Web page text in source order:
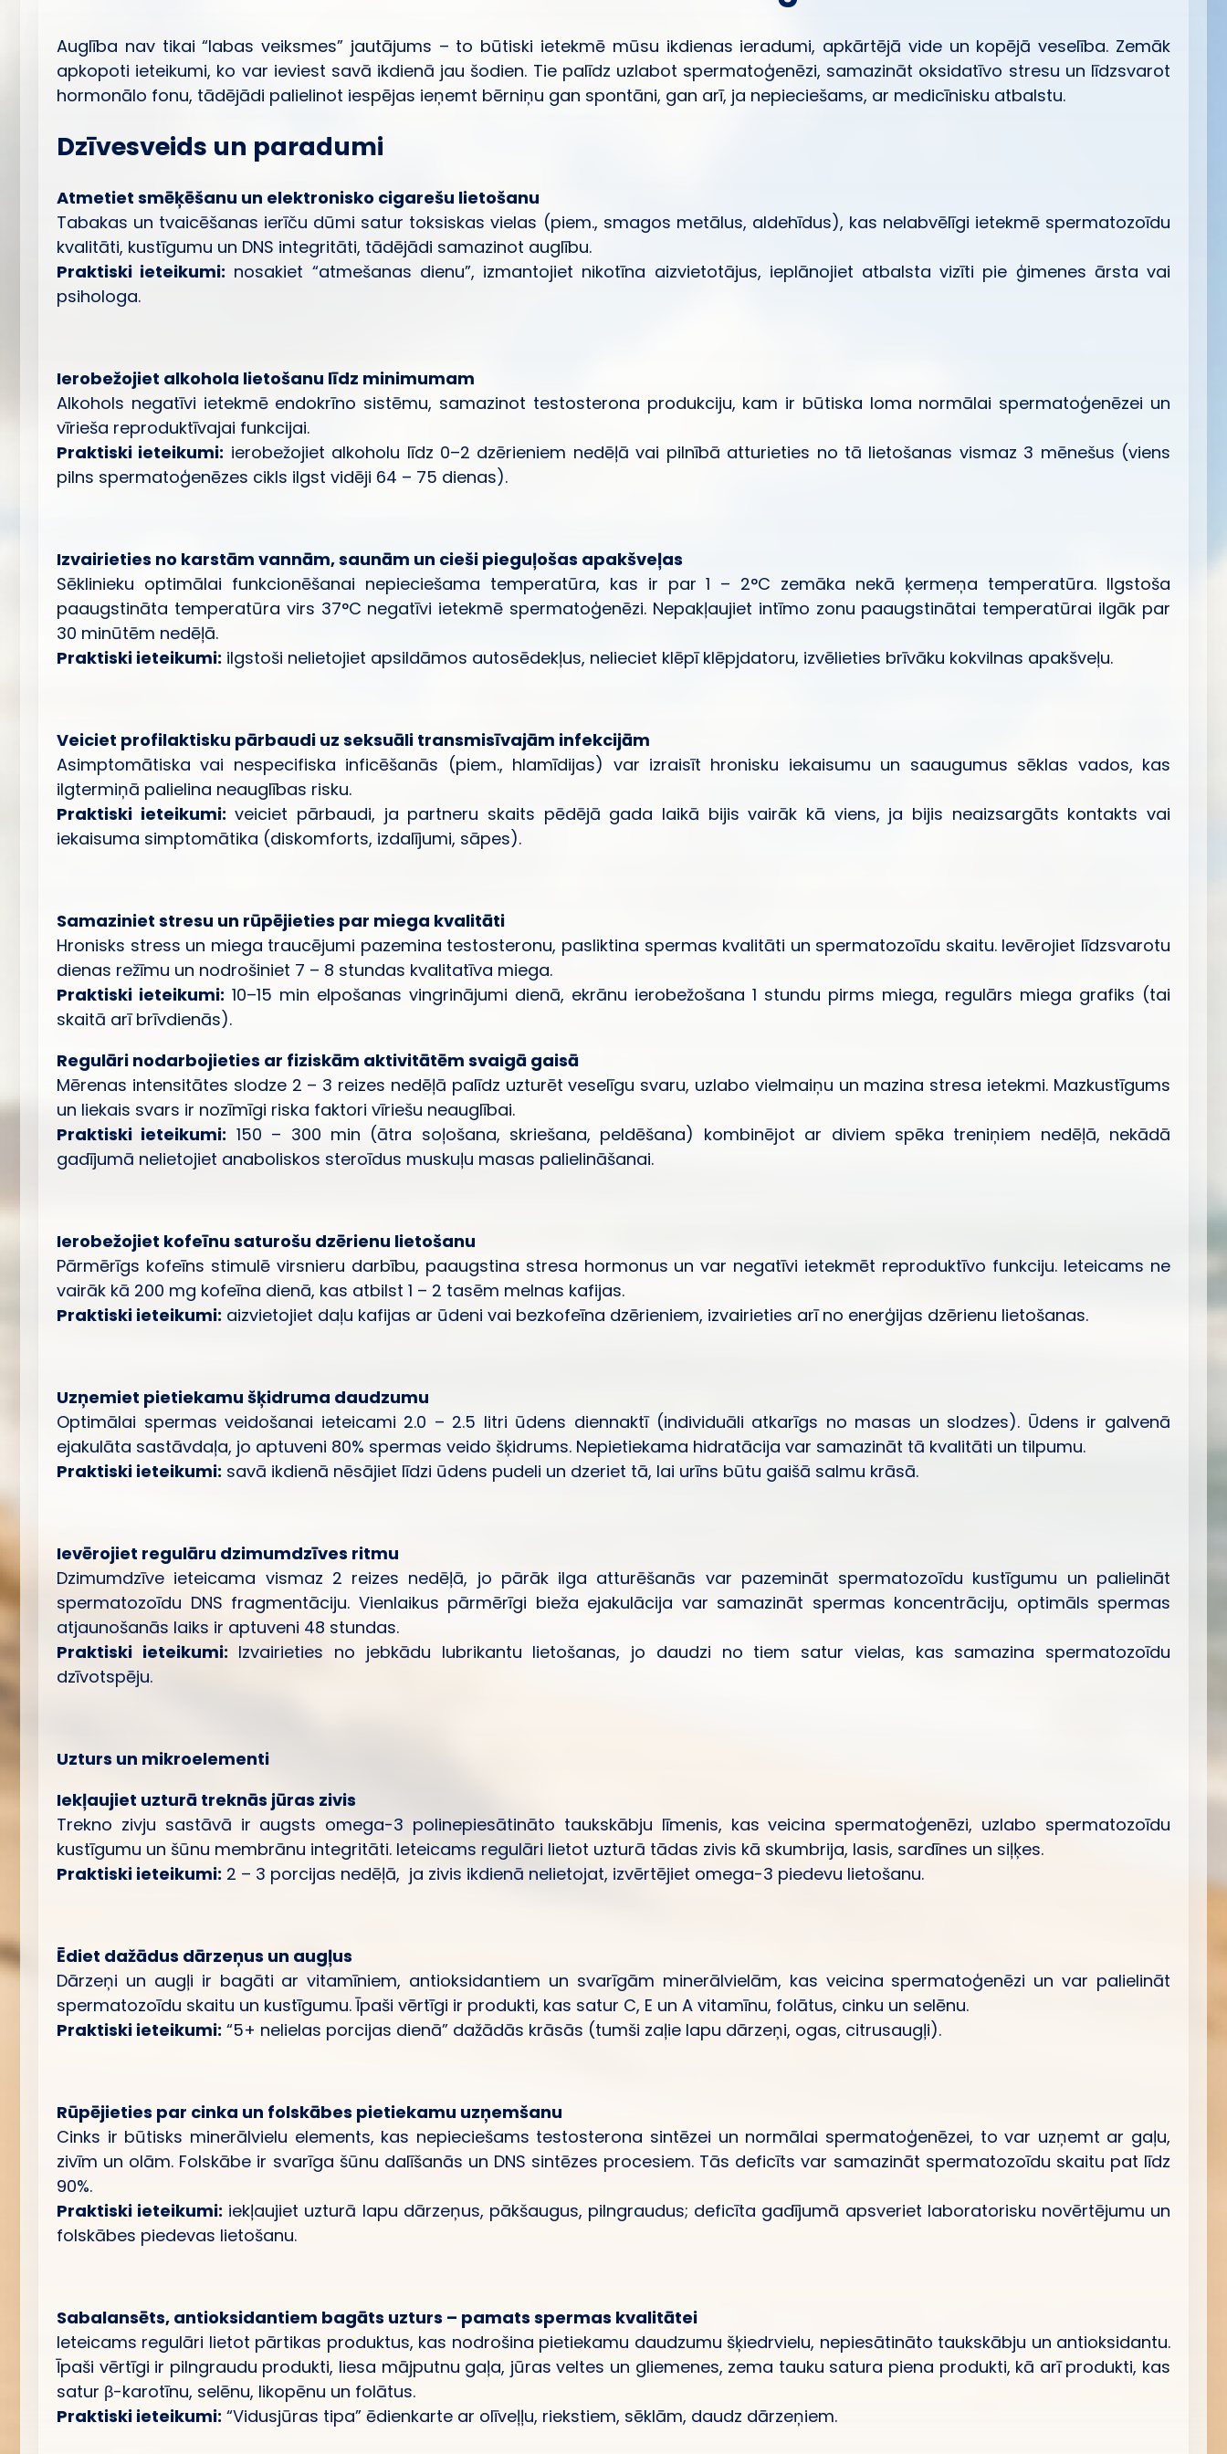
Auglība nav tikai “labas veiksmes” jautājums – to būtiski ietekmē mūsu ikdienas ieradumi, apkārtējā vide un kopējā veselība. Zemāk
apkopoti ieteikumi, ko var ieviest savā ikdienā jau šodien. Tie palīdz uzlabot spermatoģenēzi, samazināt oksidatīvo stresu un līdzsvarot
hormonālo fonu, tādējādi palielinot iespējas ieņemt bērniņu gan spontāni, gan arī, ja nepieciešams, ar medicīnisku atbalstu.
Dzīvesveids un paradumi
Atmetiet smēķēšanu un elektronisko cigarešu lietošanu
Tabakas un tvaicēšanas ierīču dūmi satur toksiskas vielas (piem., smagos metālus, aldehīdus), kas nelabvēlīgi ietekmē spermatozoīdu
kvalitāti, kustīgumu un DNS integritāti, tādējādi samazinot auglību.
Praktiski ieteikumi: nosakiet “atmešanas dienu”, izmantojiet nikotīna aizvietotājus, ieplānojiet atbalsta vizīti pie ģimenes ārsta vai
psihologa.
Ierobežojiet alkohola lietošanu līdz minimumam
Alkohols negatīvi ietekmē endokrīno sistēmu, samazinot testosterona produkciju, kam ir būtiska loma normālai spermatoģenēzei un
vīrieša reproduktīvajai funkcijai.
Praktiski ieteikumi: ierobežojiet alkoholu līdz 0–2 dzērieniem nedēļā vai pilnībā atturieties no tā lietošanas vismaz 3 mēnešus (viens
pilns spermatoģenēzes cikls ilgst vidēji 64 – 75 dienas).
Izvairieties no karstām vannām, saunām un cieši pieguļošas apakšveļas
Sēklinieku optimālai funkcionēšanai nepieciešama temperatūra, kas ir par 1 – 2°C zemāka nekā ķermeņa temperatūra. Ilgstoša
paaugstināta temperatūra virs 37°C negatīvi ietekmē spermatoģenēzi. Nepakļaujiet intīmo zonu paaugstinātai temperatūrai ilgāk par
30 minūtēm nedēļā.
Praktiski ieteikumi: ilgstoši nelietojiet apsildāmos autosēdekļus, nelieciet klēpī klēpjdatoru, izvēlieties brīvāku kokvilnas apakšveļu.
Veiciet profilaktisku pārbaudi uz seksuāli transmisīvajām infekcijām
Asimptomātiska vai nespecifiska inficēšanās (piem., hlamīdijas) var izraisīt hronisku iekaisumu un saaugumus sēklas vados, kas
ilgtermiņā palielina neauglības risku.
Praktiski ieteikumi: veiciet pārbaudi, ja partneru skaits pēdējā gada laikā bijis vairāk kā viens, ja bijis neaizsargāts kontakts vai
iekaisuma simptomātika (diskomforts, izdalījumi, sāpes).
Samaziniet stresu un rūpējieties par miega kvalitāti
Hronisks stress un miega traucējumi pazemina testosteronu, pasliktina spermas kvalitāti un spermatozoīdu skaitu. Ievērojiet līdzsvarotu
dienas režīmu un nodrošiniet 7 – 8 stundas kvalitatīva miega.
Praktiski ieteikumi: 10–15 min elpošanas vingrinājumi dienā, ekrānu ierobežošana 1 stundu pirms miega, regulārs miega grafiks (tai
skaitā arī brīvdienās).
Regulāri nodarbojieties ar fiziskām aktivitātēm svaigā gaisā
Mērenas intensitātes slodze 2 – 3 reizes nedēļā palīdz uzturēt veselīgu svaru, uzlabo vielmaiņu un mazina stresa ietekmi. Mazkustīgums
un liekais svars ir nozīmīgi riska faktori vīriešu neauglībai.
Praktiski ieteikumi: 150 – 300 min (ātra soļošana, skriešana, peldēšana) kombinējot ar diviem spēka treniņiem nedēļā, nekādā
gadījumā nelietojiet anaboliskos steroīdus muskuļu masas palielināšanai.
Ierobežojiet kofeīnu saturošu dzērienu lietošanu
Pārmērīgs kofeīns stimulē virsnieru darbību, paaugstina stresa hormonus un var negatīvi ietekmēt reproduktīvo funkciju. Ieteicams ne
vairāk kā 200 mg kofeīna dienā, kas atbilst 1 – 2 tasēm melnas kafijas.
Praktiski ieteikumi: aizvietojiet daļu kafijas ar ūdeni vai bezkofeīna dzērieniem, izvairieties arī no enerģijas dzērienu lietošanas.
Uzņemiet pietiekamu šķidruma daudzumu
Optimālai spermas veidošanai ieteicami 2.0 – 2.5 litri ūdens diennaktī (individuāli atkarīgs no masas un slodzes). Ūdens ir galvenā
ejakulāta sastāvdaļa, jo aptuveni 80% spermas veido šķidrums. Nepietiekama hidratācija var samazināt tā kvalitāti un tilpumu.
Praktiski ieteikumi: savā ikdienā nēsājiet līdzi ūdens pudeli un dzeriet tā, lai urīns būtu gaišā salmu krāsā.
Ievērojiet regulāru dzimumdzīves ritmu
Dzimumdzīve ieteicama vismaz 2 reizes nedēļā, jo pārāk ilga atturēšanās var pazemināt spermatozoīdu kustīgumu un palielināt
spermatozoīdu DNS fragmentāciju. Vienlaikus pārmērīgi bieža ejakulācija var samazināt spermas koncentrāciju, optimāls spermas
atjaunošanās laiks ir aptuveni 48 stundas.
Praktiski ieteikumi: Izvairieties no jebkādu lubrikantu lietošanas, jo daudzi no tiem satur vielas, kas samazina spermatozoīdu
dzīvotspēju.
Uzturs un mikroelementi
Iekļaujiet uzturā treknās jūras zivis
Trekno zivju sastāvā ir augsts omega-3 polinepiesātināto taukskābju līmenis, kas veicina spermatoģenēzi, uzlabo spermatozoīdu
kustīgumu un šūnu membrānu integritāti. Ieteicams regulāri lietot uzturā tādas zivis kā skumbrija, lasis, sardīnes un siļķes.
Praktiski ieteikumi: 2 – 3 porcijas nedēļā, ja zivis ikdienā nelietojat, izvērtējiet omega-3 piedevu lietošanu.
Ēdiet dažādus dārzeņus un augļus
Dārzeņi un augļi ir bagāti ar vitamīniem, antioksidantiem un svarīgām minerālvielām, kas veicina spermatoģenēzi un var palielināt
spermatozoīdu skaitu un kustīgumu. Īpaši vērtīgi ir produkti, kas satur C, E un A vitamīnu, folātus, cinku un selēnu.
Praktiski ieteikumi: “5+ nelielas porcijas dienā” dažādās krāsās (tumši zaļie lapu dārzeņi, ogas, citrusaugļi).
Rūpējieties par cinka un folskābes pietiekamu uzņemšanu
Cinks ir būtisks minerālvielu elements, kas nepieciešams testosterona sintēzei un normālai spermatoģenēzei, to var uzņemt ar gaļu,
zivīm un olām. Folskābe ir svarīga šūnu dalīšanās un DNS sintēzes procesiem. Tās deficīts var samazināt spermatozoīdu skaitu pat līdz
90%.
Praktiski ieteikumi: iekļaujiet uzturā lapu dārzeņus, pākšaugus, pilngraudus; deficīta gadījumā apsveriet laboratorisku novērtējumu un
folskābes piedevas lietošanu.
Sabalansēts, antioksidantiem bagāts uzturs – pamats spermas kvalitātei
Ieteicams regulāri lietot pārtikas produktus, kas nodrošina pietiekamu daudzumu šķiedrvielu, nepiesātināto taukskābju un antioksidantu.
Īpaši vērtīgi ir pilngraudu produkti, liesa mājputnu gaļa, jūras veltes un gliemenes, zema tauku satura piena produkti, kā arī produkti, kas
satur β-karotīnu, selēnu, likopēnu un folātus.
Praktiski ieteikumi: “Vidusjūras tipa” ēdienkarte ar olīveļļu, riekstiem, sēklām, daudz dārzeņiem.